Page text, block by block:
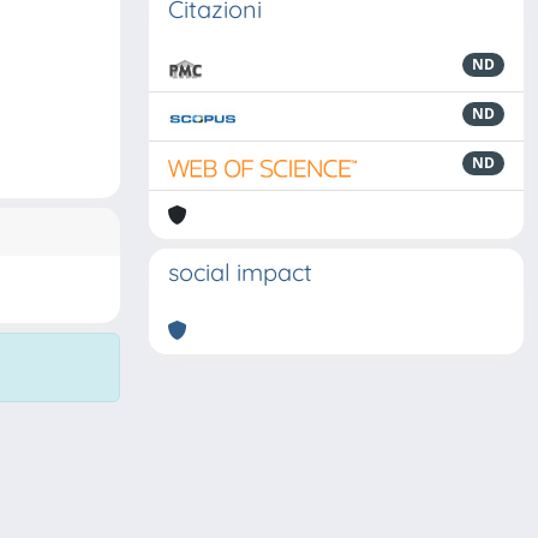
Citazioni
ND
ND
ND
social impact